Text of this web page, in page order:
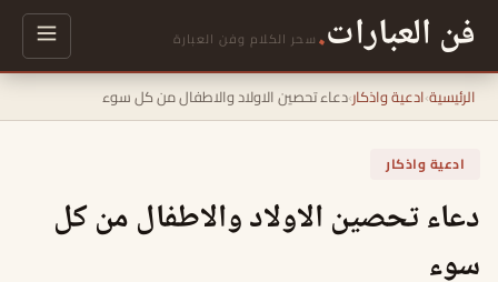
فن العبارات. سحر الكلام وفن العبارة
الرئيسية›ادعية واذكار›دعاء تحصين الاولاد والاطفال من كل سوء
ادعية واذكار
دعاء تحصين الاولاد والاطفال من كل
سوء